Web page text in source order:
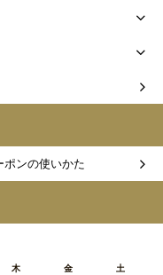
ポンの使いかた
木 金 土